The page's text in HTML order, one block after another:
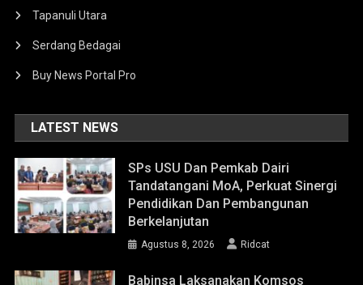
Tapanuli Utara
Serdang Bedagai
Buy News Portal Pro
LATEST NEWS
SPs USU Dan Pemkab Dairi
Tandatangani MoA, Perkuat Sinergi
Pendidikan Dan Pembangunan
Berkelanjutan
Agustus 8, 2026 Ridcat
Babinsa Laksanakan Komsos